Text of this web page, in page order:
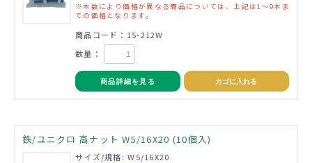
※本数により価格が異なる商品については、上記は1～9本ま
での価格となります。
商品コード：15-212W
数量：
商品詳細を見る カゴに入れる
鉄/ユニクロ 高ナット W5/16X20 (10個入)
サイズ/規格: W5/16X20